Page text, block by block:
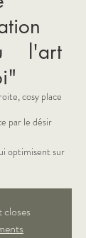
l'art
cosy place
par le désir
optimisent sur
closes